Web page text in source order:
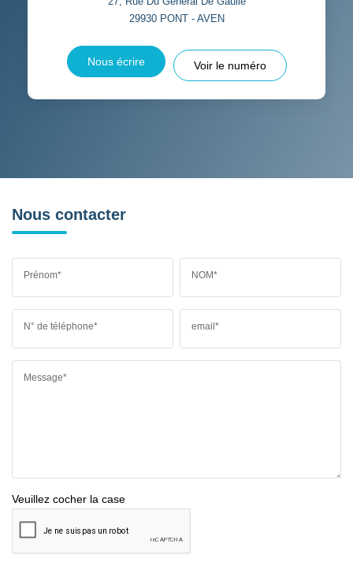
29930 PONT - AVEN
Nous écrire Voir le numéro
Nous contacter
Prénom* NOM*
N° de téléphone* email*
Message*
Veuillez cocher la case